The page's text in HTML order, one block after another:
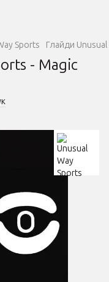
Sports Глайди
- Magic